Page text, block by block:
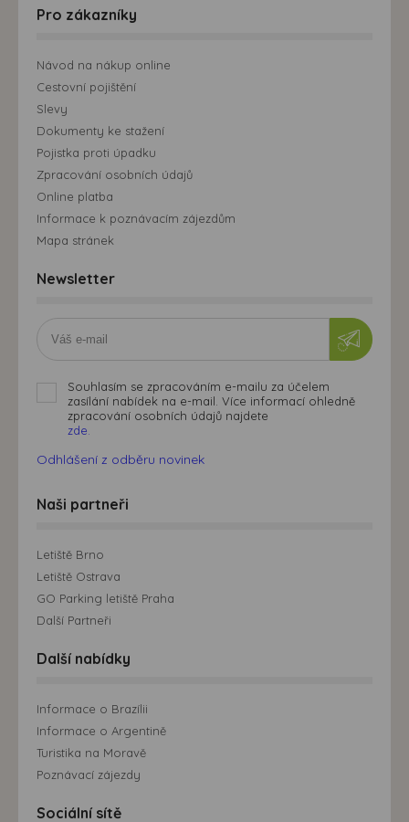
Pro zákazníky
Návod na nákup online
Cestovní pojištění
Slevy
Dokumenty ke stažení
Pojistka proti úpadku
Zpracování osobních údajů
Online platba
Informace k poznávacím zájezdům
Mapa stránek
Newsletter
Souhlasím se zpracováním e-mailu za účelem
zasílání nabídek na e-mail. Více informací ohledně
zpracování osobních údajů najdete
zde.
Odhlášení z odběru novinek
Naši partneři
Letiště Brno
Letiště Ostrava
GO Parking letiště Praha
Další Partneři
Další nabídky
Informace o Brazílii
Informace o Argentině
Turistika na Moravě
Poznávací zájezdy
Sociální sítě